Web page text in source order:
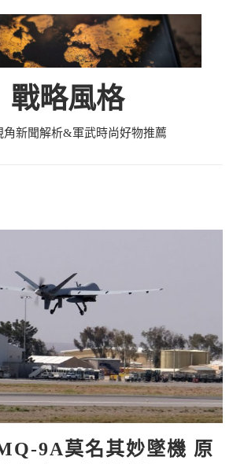
戰略風格
角新聞解析&軍武時尚好物推薦
9A莫名其妙墜機 原